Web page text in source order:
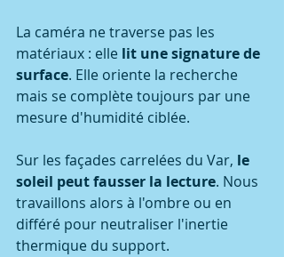
La caméra ne traverse pas les
matériaux : elle lit une signature de
surface. Elle oriente la recherche
mais se complète toujours par une
mesure d'humidité ciblée.
Sur les façades carrelées du Var, le
soleil peut fausser la lecture. Nous
travaillons alors à l'ombre ou en
différé pour neutraliser l'inertie
thermique du support.